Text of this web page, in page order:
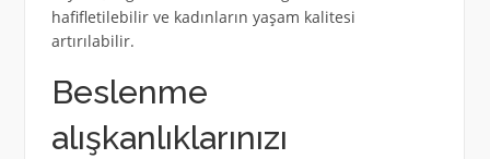
hafifletilebilir ve kadınların yaşam kalitesi
artırılabilir.
Beslenme
alışkanlıklarınızı